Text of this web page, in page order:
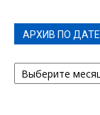
АРХИВ ПО ДАТЕ
АРХИВ
ПО